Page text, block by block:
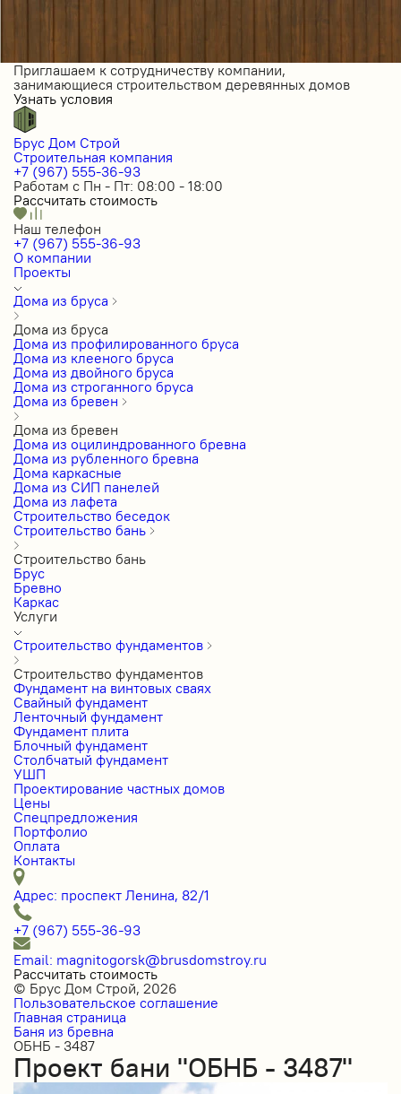
Приглашаем к сотрудничеству компании,
занимающиеся строительством деревянных домов
Узнать условия
Брус Дом Строй
Строительная компания
+7 (967) 555-36-93
Работам с Пн - Пт: 08:00 - 18:00
Рассчитать стоимость
Наш телефон
+7 (967) 555-36-93
О компании
Проекты
Дома из бруса
Дома из бруса
Дома из профилированного бруса
Дома из клееного бруса
Дома из двойного бруса
Дома из строганного бруса
Дома из бревен
Дома из бревен
Дома из оцилиндрованного бревна
Дома из рубленного бревна
Дома каркасные
Дома из СИП панелей
Дома из лафета
Строительство беседок
Строительство бань
Строительство бань
Брус
Бревно
Каркас
Услуги
Строительство фундаментов
Строительство фундаментов
Фундамент на винтовых сваях
Свайный фундамент
Ленточный фундамент
Фундамент плита
Блочный фундамент
Столбчатый фундамент
УШП
Проектирование частных домов
Цены
Спецпредложения
Портфолио
Оплата
Контакты
Адрес: проспект Ленина, 82/1
+7 (967) 555-36-93
Email: magnitogorsk@brusdomstroy.ru
Рассчитать стоимость
© Брус Дом Строй, 2026
Пользовательское соглашение
Главная страница
Баня из бревна
ОБНБ - 3487
Проект бани "ОБНБ - 3487"